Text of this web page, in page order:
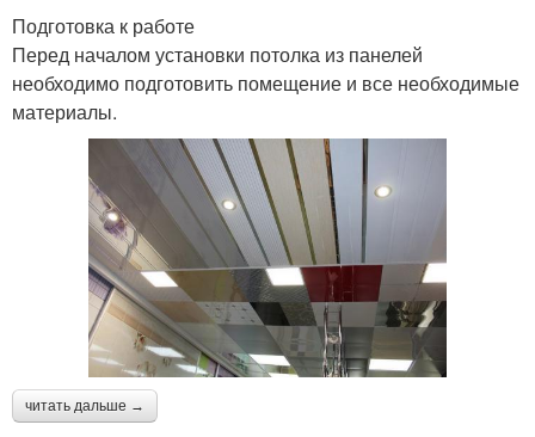
Подготовка к работе
Перед началом установки потолка из панелей
необходимо подготовить помещение и все необходимые
материалы.
читать дальше →